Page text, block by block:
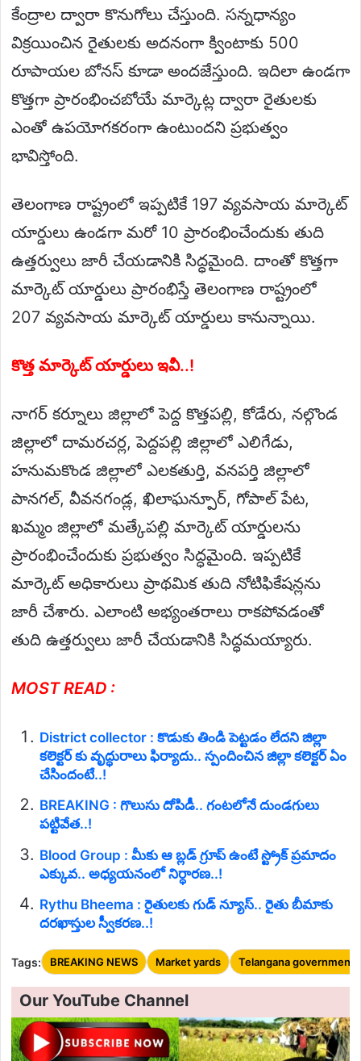
కేంద్రాల ద్వారా కొనుగోలు చేస్తుంది. సన్నధాన్యం
విక్రయించిన రైతులకు అదనంగా క్వింటాకు 500
రూపాయల బోనస్ కూడా అందజేస్తుంది. ఇదిలా ఉండగా
కొత్తగా ప్రారంభించబోయే మార్కెట్ల ద్వారా రైతులకు
ఎంతో ఉపయోగకరంగా ఉంటుందని ప్రభుత్వం
భావిస్తోంది.
తెలంగాణ రాష్ట్రంలో ఇప్పటికే 197 వ్యవసాయ మార్కెట్
యార్డులు ఉండగా మరో 10 ప్రారంభించేందుకు తుది
ఉత్తర్వులు జారీ చేయడానికి సిద్ధమైంది. దాంతో కొత్తగా
మార్కెట్ యార్డులు ప్రారంభిస్తే తెలంగాణ రాష్ట్రంలో
207 వ్యవసాయ మార్కెట్ యార్డులు కానున్నాయి.
కొత్త మార్కెట్ యార్డులు ఇవీ..!
నాగర్ కర్నూలు జిల్లాలో పెద్ద కొత్తపల్లి, కోడేరు, నల్గొండ
జిల్లాలో దామరచర్ల, పెద్దపల్లి జిల్లాలో ఎలిగేడు,
హనుమకొండ జిల్లాలో ఎలకతుర్తి, వనపర్తి జిల్లాలో
పానగల్, వీవనగండ్ల, ఖిలాఘన్పూర్, గోపాల్ పేట,
ఖమ్మం జిల్లాలో మత్కేపల్లి మార్కెట్ యార్డులను
ప్రారంభించేందుకు ప్రభుత్వం సిద్ధమైంది. ఇప్పటికే
మార్కెట్ అధికారులు ప్రాథమిక తుది నోటిఫికేషన్లను
జారీ చేశారు. ఎలాంటి అభ్యంతరాలు రాకపోవడంతో
తుది ఉత్తర్వులు జారీ చేయడానికి సిద్ధమయ్యారు.
MOST READ :
District collector : కొడుకు తిండి పెట్టడం లేదని జిల్లా
కలెక్టర్ కు వృద్ధురాలు ఫిర్యాదు.. స్పందించిన జిల్లా కలెక్టర్ ఏం
చేసిందంటే..!
BREAKING : గొలుసు దోపిడీ.. గంటలోనే దుండగులు
పట్టివేత..!
Blood Group : మీకు ఆ బ్లడ్ గ్రూప్ ఉంటే స్ట్రోక్ ప్రమాదం
ఎక్కువ.. అధ్యయనంలో నిర్ధారణ..!
Rythu Bheema : రైతులకు గుడ్ న్యూస్.. రైతు బీమాకు
దరఖాస్తుల స్వీకరణ..!
Tags: BREAKING NEWS Market yards Telangana government
Our YouTube Channel